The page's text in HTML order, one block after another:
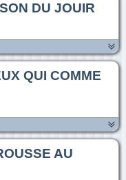
DU JOUIR
QUI COMME
AU